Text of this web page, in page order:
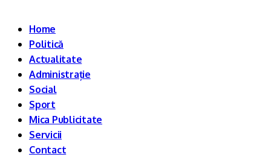
Home
Politică
Actualitate
Administrație
Social
Sport
Mica Publicitate
Servicii
Contact